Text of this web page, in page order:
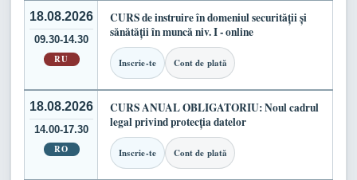
18.08.2026
09.30-14.30
RU
CURS de instruire în domeniul securității și
sănătății în muncă niv. I - online
Inscrie-te Cont de plată
18.08.2026
14.00-17.30
RO
CURS ANUAL OBLIGATORIU: Noul cadrul
legal privind protecția datelor
Inscrie-te Cont de plată